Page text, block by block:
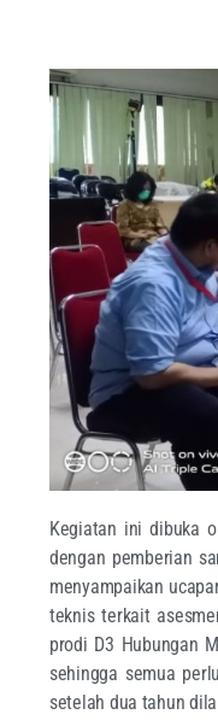
Kegiatan ini dibuka
dengan pemberian
menyampaikan
teknis terkait
prodi D3 Hubungan
sehingga semua
setelah dua tahun